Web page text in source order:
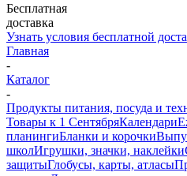
Бесплатная
доставка
Узнать условия бесплатной
Главная
-
Каталог
-
Продукты питания, посуда и
Товары к 1 СентябряКалендари
планингиБланки и корочки
школИгрушки, значки, наклейки
защитыГлобусы, карты, атласы